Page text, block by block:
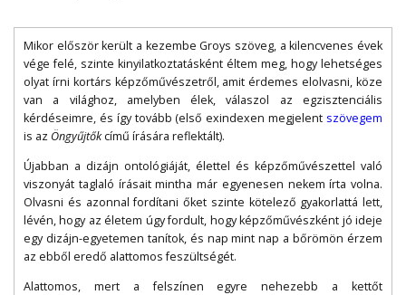
Mikor először került a kezembe Groys szöveg, a kilencvenes évek
vége felé, szinte kinyilatkoztatásként éltem meg, hogy lehetséges
olyat írni kortárs képzőművészetről, amit érdemes elolvasni, köze
van a világhoz, amelyben élek, válaszol az egzisztenciális
kérdéseimre, és így tovább (első exindexen megjelent szövegem
is az Öngyűjtőkcímű írására reflektált).
Újabban a dizájn ontológiáját, élettel és képzőművészettel való
viszonyát taglaló írásait mintha már egyenesen nekem írta volna.
Olvasni és azonnal fordítani őket szinte kötelező gyakorlattá lett,
lévén, hogy az életem úgy fordult, hogy képzőművészként jó ideje
egy dizájn-egyetemen tanítok, és nap mint nap a bőrömön érzem
az ebből eredő alattomos feszültségét.
Alattomos, mert a felszínen egyre nehezebb a kettőt